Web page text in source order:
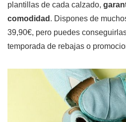
plantillas de cada calzado,
comodidad . Dispones de
39,90€, pero puedes
temporada de rebajas o